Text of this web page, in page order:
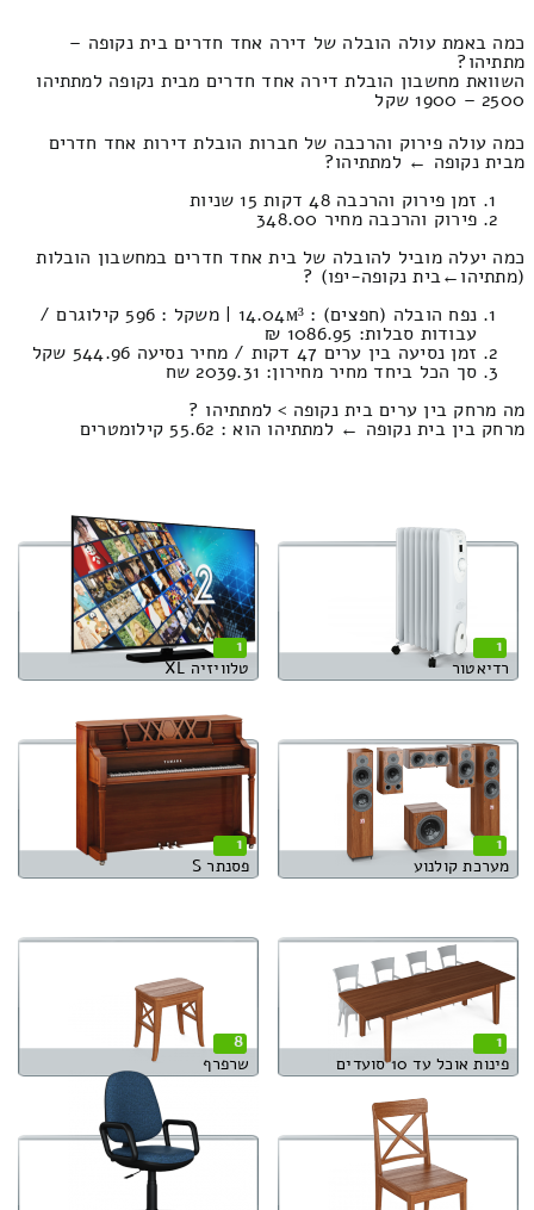
כמה באמת עולה הובלה של דירה אחד חדרים בית נקופה –
מתתיהו?
השוואת מחשבון הובלת דירה אחד חדרים מבית נקופה למתתיהו
2500 – 1900 שקל
כמה עולה פירוק והרכבה של חברות הובלת דירות אחד חדרים
מבית נקופה ← למתתיהו?
זמן פירוק והרכבה 48 דקות 15 שניות
פירוק והרכבה מחיר 348.00
כמה יעלה מוביל להובלה של בית אחד חדרים במחשבון הובלות
(מתתיהו‎←‏בית נקופה-יפו) ?
נפח הובלה (חפצים) : 14.04м³ | משקל : 596 קילוגרם /
עבודות סבלות: 1086.95 ₪
זמן נסיעה בין ערים 47 דקות / מחיר נסיעה 544.96 שקל
סך הכל ביחד מחיר מחירון: 2039.31 שח
מה מרחק בין ערים בית נקופה > למתתיהו ?
מרחק בין בית נקופה ← למתתיהו הוא : 55.62 קילומטרים
1
רדיאטור
1
טלוויזיה XL
1
מערכת קולנוע
1
פסנתר S
1
פינות אוכל עד 10 סועדים
8
שרפרף